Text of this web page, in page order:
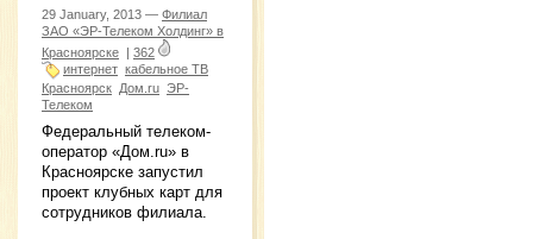
29 January, 2013 — Филиал
ЗАО «ЭР-Телеком Холдинг» в
Красноярске
362
интернет кабельное ТВ
Красноярск Дом.ru ЭР-
Телеком
Федеральный телеком-
оператор «Дом.ru» в
Красноярске запустил
проект клубных карт для
сотрудников филиала.